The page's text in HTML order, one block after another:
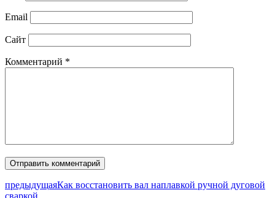
Email
Сайт
Комментарий *
предыдущаяКак восстановить вал наплавкой ручной дуговой
сваркой